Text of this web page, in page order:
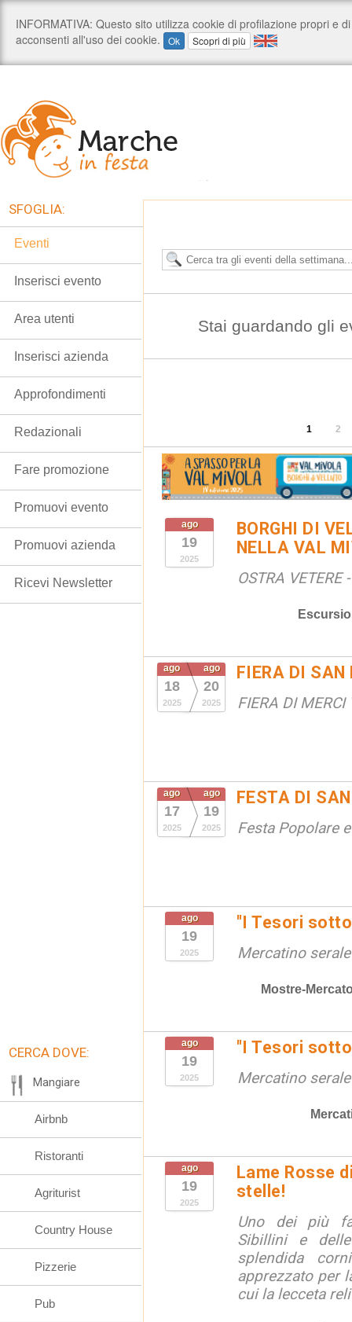
Stai guardando gli
1 2
ago
19
2025
BORGHI DI
NELLA VAL
OSTRA VETERE
ago
18
2025
ago
20
2025
FIERA DI SAN
FIERA DI MERCI
ago
17
2025
ago
19
2025
FESTA DI
Festa Popolare
ago
19
2025
"I Tesori
Mercatino serale
Mostre-
ago
19
2025
"I Tesori
Mercatino serale
ago
19
2025
Lame Rosse
stelle!
Uno dei più
Sibillini e
splendida
apprezzato per
cui la lecceta
SFOGLIA:
Eventi
Inserisci evento
Area utenti
Inserisci azienda
Approfondimenti
Redazionali
Fare promozione
Promuovi evento
Promuovi azienda
Ricevi Newsletter
CERCA DOVE:
Mangiare
Airbnb
Ristoranti
Agriturist
Country House
Pizzerie
Pub